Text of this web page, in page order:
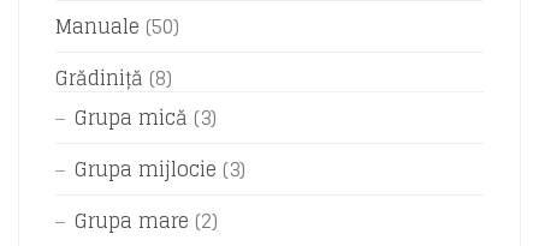
Manuale (50)
Grădiniță (8)
Grupa mică (3)
Grupa mijlocie (3)
Grupa mare (2)